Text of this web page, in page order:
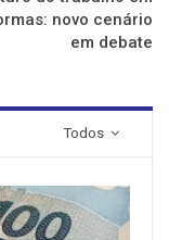
novo cenário
em debate
Todos